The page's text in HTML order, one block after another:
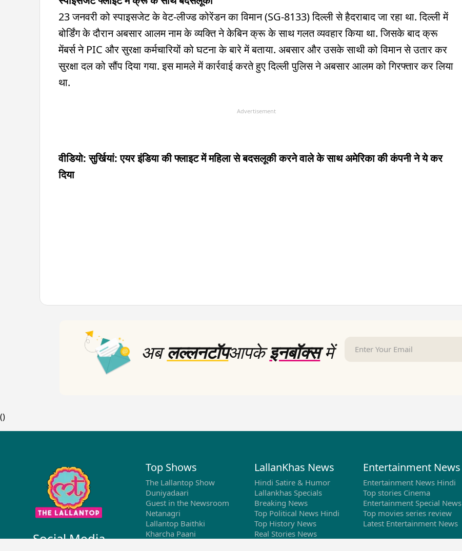
23 जनवरी को स्पाइसजेट के वेट-लीज्ड कोरेंडन का विमान (SG-8133) दिल्ली से हैदराबाद जा रहा था. दिल्ली में
बोर्डिंग के दौरान अबसार आलम नाम के व्यक्ति ने केबिन क्रू के साथ गलत व्यवहार किया था. जिसके बाद क्रू
मेंबर्स ने PIC और सुरक्षा कर्मचारियों को घटना के बारे में बताया. अबसार और उसके साथी को विमान से उतार कर
सुरक्षा दल को सौंप दिया गया. इस मामले में कार्रवाई करते हुए दिल्ली पुलिस ने अबसार आलम को गिरफ्तार कर लिया
था.
Advertisement
वीडियो: सुर्खियां: एयर इंडिया की फ्लाइट में महिला से बदसलूकी करने वाले के साथ अमेरिका की कंपनी ने ये कर
दिया
अबलल्लनटॉपआपकेइनबॉक्समें
()
Social Media
Top Shows
The Lallantop Show
Duniyadaari
Guest in the Newsroom
Netanagri
Lallantop Baithki
Kharcha Paani
LallanKhas News
Hindi Satire & Humor
Lallankhas Specials
Breaking News
Top Political News Hindi
Top History News
Real Stories News
Entertainment News
Entertainment News Hindi
Top stories Cinema
Entertainment Special News
Top movies series review
Latest Entertainment News